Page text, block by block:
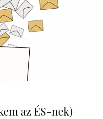
az ÉS-nek)